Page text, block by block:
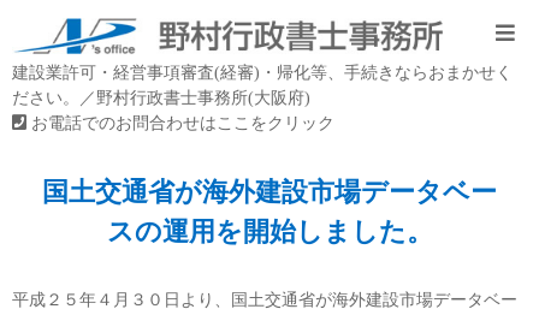
建設業許可・経営事項審査(経審)・帰化等、手続きならおまかせく
ださい。／野村行政書士事務所(大阪府)
お電話でのお問合わせはここをクリック
国土交通省が海外建設市場データベー
スの運用を開始しました。
平成２５年４月３０日より、国土交通省が海外建設市場データベー